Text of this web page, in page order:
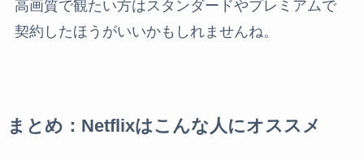
高画質で観たい方はスタンダードやプレミアムで
契約したほうがいいかもしれませんね。
まとめ：Netflixはこんな人にオススメ